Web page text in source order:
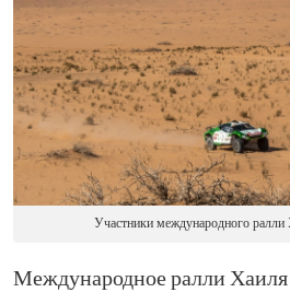
Участники международного
Международное ралли Хаиля